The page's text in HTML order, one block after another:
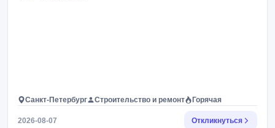
Санкт-Петербург Строительство и ремонт Горячая
2026-08-07 Откликнуться